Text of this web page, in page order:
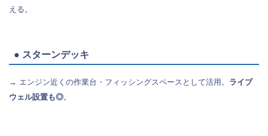
える。
● スターンデッキ
→ エンジン近くの作業台・フィッシングスペースとして活用。 ライブ
ウェル設置も◎。